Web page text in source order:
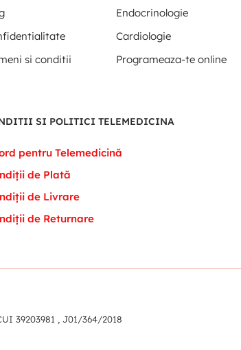
Endocrinologie
Cardiologie
si conditii
Programeaza-te online
SI POLITICI TELEMEDICINA
pentru Telemedicină
de Plată
de Livrare
de Returnare
39203981 , J01/364/2018